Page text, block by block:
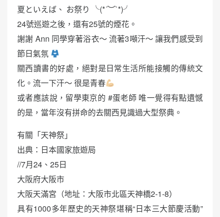
夏といえば、 お祭り ╰(*´︶`*)╯
24號巡遊之後，還有25號的煙花。
謝謝 Ann 同學穿著浴衣～ 流著3噸汗～ 讓我們感受到
節日氣氛
關西讀書的好處，絕對是日常生活所能接觸的傳統文
化。流一下汗～ 很是青春
或者應該說，留學東京的 #蛋老師 唯一覺得有點遺憾
的是，當年沒有拼命的去關西見識過大型祭典。
有關「天神祭」
出典：日本國家旅遊局
//7月24、25日
大阪府大阪市
大阪天滿宮（地址：大阪市北區天神橋2-1-8）
具有1000多年歷史的天神祭堪稱“日本三大節慶活動”